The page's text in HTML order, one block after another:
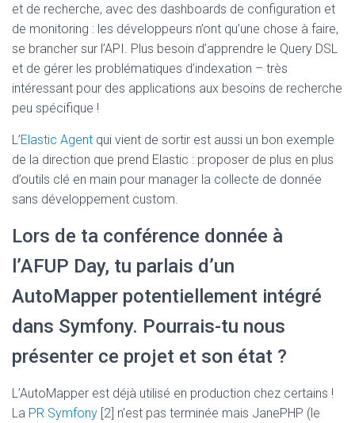
et de recherche, avec des dashboards de configuration et
de monitoring : les développeurs n’ont qu’une chose à faire,
se brancher sur l’API. Plus besoin d’apprendre le Query DSL
et de gérer les problématiques d’indexation – très
intéressant pour des applications aux besoins de recherche
peu spécifique !
L’Elastic Agent qui vient de sortir est aussi un bon exemple
de la direction que prend Elastic : proposer de plus en plus
d’outils clé en main pour manager la collecte de donnée
sans développement custom.
Lors de ta conférence donnée à
l’AFUP Day, tu parlais d’un
AutoMapper potentiellement intégré
dans Symfony. Pourrais-tu nous
présenter ce projet et son état ?
L’AutoMapper est déjà utilisé en production chez certains !
La PR Symfony [2] n’est pas terminée mais JanePHP (le